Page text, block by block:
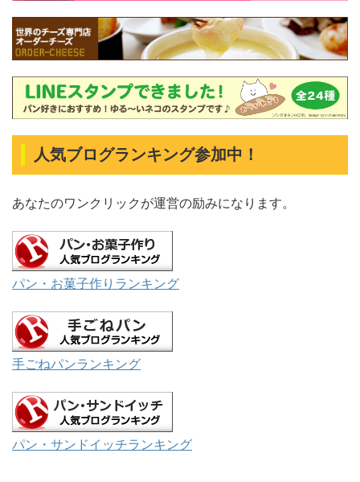
人気ブログランキング参加中！
あなたのワンクリックが運営の励みになります。
パン・お菓子作りランキング
手ごねパンランキング
パン・サンドイッチランキング